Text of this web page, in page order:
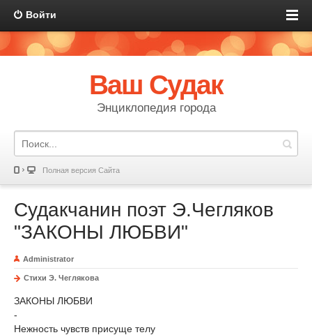
Войти
Ваш Судак
Энциклопедия города
Полная версия Сайта
Судакчанин поэт Э.Чегляков
"ЗАКОНЫ ЛЮБВИ"
Administrator
Стихи Э. Чеглякова
ЗАКОНЫ ЛЮБВИ
-
Нежность чувств присуще телу